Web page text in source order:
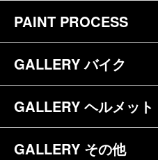
トップページ
お問合せ
参考価格
PAINT PROCESS
バイク（180）
ヘルメット（84）
GALLERY バイク
バイク一覧（184）
ハーレー（141）
GALLERY ヘルメット
ヘルメット一覧（139）
GALLERY その他